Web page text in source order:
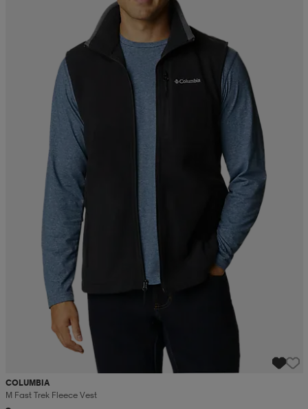
COLUMBIA
M Fast Trek Fleece Vest